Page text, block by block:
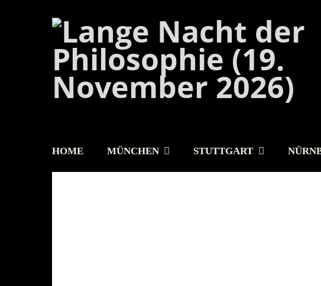
HOME MÜNCHEN STUTTGART